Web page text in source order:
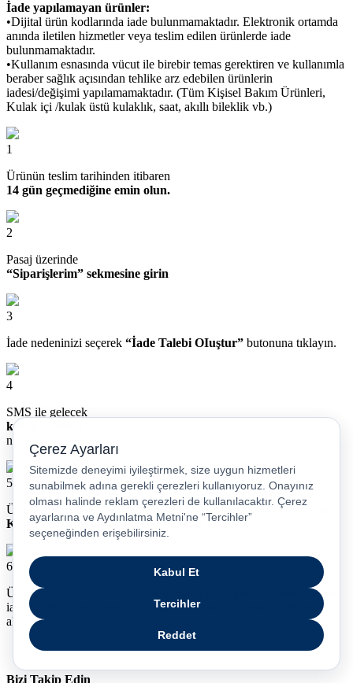
İade yapılamayan ürünler:
•Dijital ürün kodlarında iade bulunmamaktadır. Elektronik ortamda
anında iletilen hizmetler veya teslim edilen ürünlerde iade
bulunmamaktadır.
•Kullanım esnasında vücut ile birebir temas gerektiren ve kullanımla
beraber sağlık açısından tehlike arz edebilen ürünlerin
iadesi/değişimi yapılamamaktadır. (Tüm Kişisel Bakım Ürünleri,
Kulak içi /kulak üstü kulaklık, saat, akıllı bileklik vb.)
1
Ürünün teslim tarihinden itibaren
14 gün geçmediğine emin olun.
2
Pasaj üzerinde
“Siparişlerim” sekmesine girin
3
İade nedeninizi seçerek “İade Talebi OIuştur” butonuna tıklayın.
4
SMS ile gelecek
kargo kodunu
not alın.
5
Ürünü eksiksiz bir şekilde paketleyerek faturası ile birlikteYurtiçi
Kargo’ya 7 iş günü içinde teslim edin.
6
Ürün bize ulaştıktan sonra maksimum
5 gün içinde kontrol edilir,
iade talebiniz onaylandığında paranız otomatik olarak bankanıza
aktarılır.
Bizi Takip Edin